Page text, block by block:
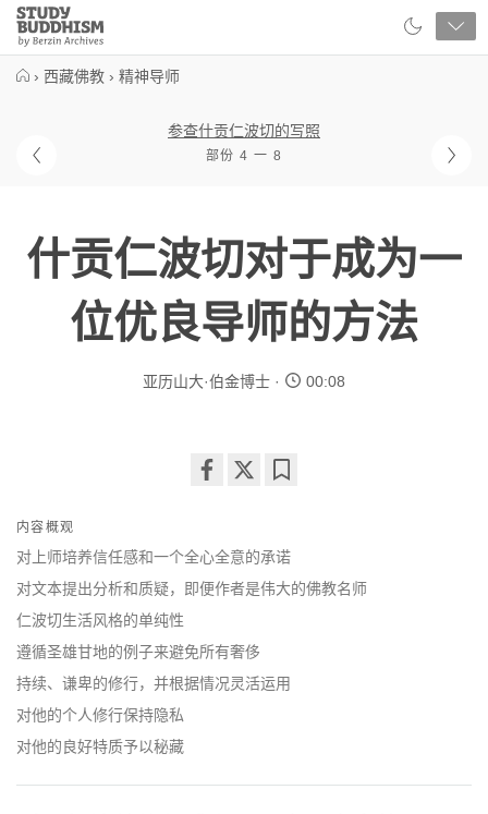
Close
Study
Buddhism
› 西藏佛教 › 精神导师
参查什贡仁波切的写照
部份 4 一 8
什贡仁波切对于成为一
位优良导师的方法
亚历山大·伯金博士 00:08
facebook
内容概观
对上师培养信任感和一个全心全意的承诺
对文本提出分析和质疑，即便作者是伟大的佛教名师
仁波切生活风格的单纯性
遵循圣雄甘地的例子来避免所有奢侈
持续、谦卑的修行，并根据情况灵活运用
对他的个人修行保持隐私
对他的良好特质予以秘藏